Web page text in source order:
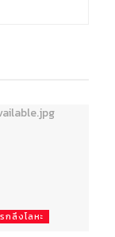
ลึงโลหะ